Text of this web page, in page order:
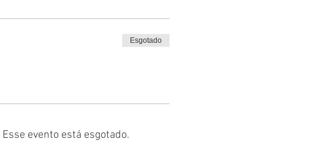
Esgotado
Esse evento está esgotado.